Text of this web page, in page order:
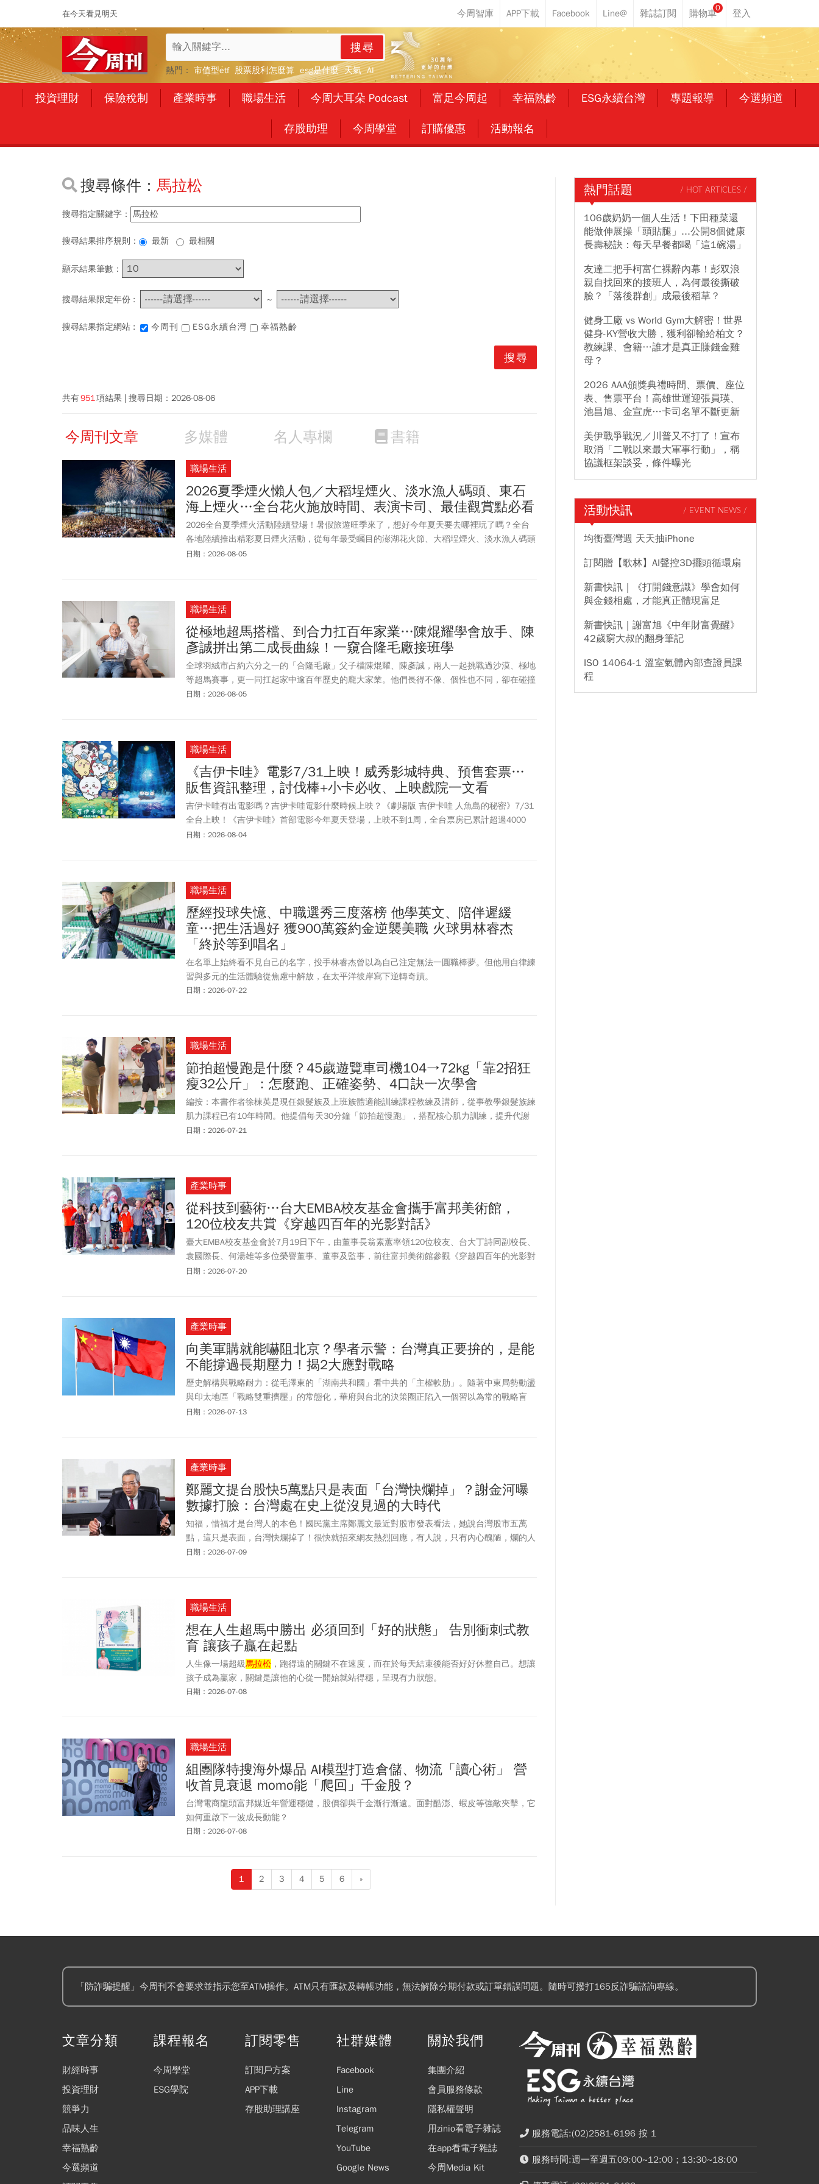
在今天看見明天
0
搜尋
熱門： 市值型etf 股票股利怎麼算 esg是什麼 天氣 AI
投資理財 保險稅制 產業時事 職場生活 今周大耳朵 Podcast 富足今周起 幸福熟齡 ESG永續台灣 專題報導 今選頻道
存股助理 今周學堂 訂購優惠 活動報名
搜尋條件： 馬拉松
搜尋指定關鍵字：
搜尋結果排序規則： 最新 最相關
顯示結果筆數：
搜尋結果限定年份 : ~
搜尋結果指定網站 : 今周刊 ESG永續台灣 幸福熟齡
共有951項結果 搜尋日期： 2026-08-06
今周刊文章 多媒體 名人專欄 書籍
職場生活
2026夏季煙火懶人包／大稻埕煙火、淡水漁人碼頭、東石
海上煙火…全台花火施放時間、表演卡司、最佳觀賞點必看
2026全台夏季煙火活動陸續登場！暑假旅遊旺季來了，想好今年夏天要去哪裡玩了嗎？全台
各地陸續推出精彩夏日煙火活動，從每年最受矚目的澎湖花火節、大稻埕煙火、淡水漁人碼頭
煙火秀，到慶祝捷運三鶯線通車的限定煙火展演，還有2026日月潭花火音樂嘉年華、2026南
日期：2026-08-05
職場生活
從極地超馬搭檔、到合力扛百年家業…陳焜耀學會放手、陳
彥誠拼出第二成長曲線！一窺合隆毛廠接班學
全球羽絨市占約六分之一的「合隆毛廠」父子檔陳焜耀、陳彥誠，兩人一起挑戰過沙漠、極地
等超馬賽事，更一同扛起家中逾百年歷史的龐大家業。他們長得不像、個性也不同，卻在碰撞
中學會陪伴彼此前進的方法。
日期：2026-08-05
職場生活
《吉伊卡哇》電影7/31上映！威秀影城特典、預售套票…
販售資訊整理，討伐棒+小卡必收、上映戲院一文看
吉伊卡哇有出電影嗎？吉伊卡哇電影什麼時候上映？《劇場版 吉伊卡哇 人魚島的秘密》7/31
全台上映！《吉伊卡哇》首部電影今年夏天登場，上映不到1周，全台票房已累計超過4000
萬，首周特典祭出與日本同款公仔吊飾，第二周特點祭出前導視覺海報，喜歡的粉絲千萬別錯
日期：2026-08-04
職場生活
歷經投球失憶、中職選秀三度落榜 他學英文、陪伴遲緩
童…把生活過好 獲900萬簽約金逆襲美職 火球男林睿杰
「終於等到唱名」
在名單上始終看不見自己的名字，投手林睿杰曾以為自己注定無法一圓職棒夢。但他用自律練
習與多元的生活體驗從焦慮中解放，在太平洋彼岸寫下逆轉奇蹟。
日期：2026-07-22
職場生活
節拍超慢跑是什麼？45歲遊覽車司機104→72kg「靠2招狂
瘦32公斤」：怎麼跑、正確姿勢、4口訣一次學會
編按：本書作者徐棟英是現任銀髮族及上班族體適能訓練課程教練及講師，從事教學銀髮族練
肌力課程已有10年時間。他提倡每天30分鐘「節拍超慢跑」，搭配核心肌力訓練，提升代謝
力、改善體態與健康。一個從3歲到93歲都適用的「節拍超慢跑」，只需手機下載節拍器，每
日期：2026-07-21
產業時事
從科技到藝術…台大EMBA校友基金會攜手富邦美術館，
120位校友共賞《穿越四百年的光影對話》
臺大EMBA校友基金會於7月19日下午，由董事長翁素蕙率領120位校友、台大丁詩同副校長、
袁國際長、何湯雄等多位榮譽董事、董事及監事，前往富邦美術館參觀《穿越四百年的光影對
話──古典光影大師：從林布蘭到哥雅》特展。眾人欣賞美國托雷多美術館珍藏的歐洲藝術經
日期：2026-07-20
產業時事
向美軍購就能嚇阻北京？學者示警：台灣真正要拚的，是能
不能撐過長期壓力！揭2大應對戰略
歷史解構與戰略耐力：從毛澤東的「湖南共和國」看中共的「主權軟肋」。隨著中東局勢動盪
與印太地區「戰略雙重擠壓」的常態化，華府與台北的決策圈正陷入一個習以為常的戰略盲
區：擁有壓倒性的軍事科技與硬實力，是否必然能自動轉化為地緣政治的談判籌碼？不論是美
日期：2026-07-13
產業時事
鄭麗文提台股快5萬點只是表面「台灣快爛掉」？謝金河曝
數據打臉：台灣處在史上從沒見過的大時代
知福，惜福才是台灣人的本色！國民黨主席鄭麗文最近對股市發表看法，她說台灣股市五萬
點，這只是表面，台灣快爛掉了！很快就招來網友熱烈回應，有人說，只有內心醜陋，爛的人
才會看到她們所想的！
日期：2026-07-09
職場生活
想在人生超馬中勝出 必須回到「好的狀態」 告別衝刺式教
育 讓孩子贏在起點
人生像一場超級馬拉松 ，跑得遠的關鍵不在速度，而在於每天結束後能否好好休整自己。想讓
孩子成為贏家，關鍵是讓他的心從一開始就站得穩，呈現有力狀態。
日期：2026-07-08
職場生活
組團隊特搜海外爆品 AI模型打造倉儲、物流「讀心術」 營
收首見衰退 momo能「爬回」千金股？
台灣電商龍頭富邦媒近年營運穩健，股價卻與千金漸行漸遠。面對酷澎、蝦皮等強敵夾擊，它
如何重啟下一波成長動能？
日期：2026-07-08
1 2 3 4 5 6 »
熱門話題 / HOT ARTICLES /
106歲奶奶一個人生活！下田種菜還
能做伸展操「頭貼腿」...公開8個健康
長壽秘訣：每天早餐都喝「這1碗湯」
友達二把手柯富仁裸辭內幕！彭双浪
親自找回來的接班人，為何最後撕破
臉？「落後群創」成最後稻草？
健身工廠 vs World Gym大解密！世界
健身-KY營收大勝，獲利卻輸給柏文？
教練課、會籍…誰才是真正賺錢金雞
母？
2026 AAA頒獎典禮時間、票價、座位
表、售票平台！高雄世運迎張員瑛、
池昌旭、金宣虎…卡司名單不斷更新
美伊戰爭戰況／川普又不打了！宣布
取消「二戰以來最大軍事行動」，稱
協議框架談妥，條件曝光
活動快訊 / EVENT NEWS /
均衡臺灣週 天天抽iPhone
訂閱贈【歌林】AI聲控3D擺頭循環扇
新書快訊｜《打開錢意識》學會如何
與金錢相處，才能真正體現富足
新書快訊｜謝富旭《中年財富覺醒》
42歲窮大叔的翻身筆記
ISO 14064-1 溫室氣體內部查證員課
程
「防詐騙提醒」今周刊不會要求並指示您至ATM操作。ATM只有匯款及轉帳功能，無法解除分期付款或訂單錯誤問題。隨時可撥打165反詐騙諮詢專線。
文章分類
財經時事
投資理財
競爭力
品味人生
幸福熟齡
今選頻道
課程報名
今周學堂
ESG學院
訂閱零售
訂閱戶方案
APP下載
存股助理講座
社群媒體
Facebook
Line
Instagram
Telegram
YouTube
Google News
關於我們
集團介紹
會員服務條款
隱私權聲明
用zinio看電子雜誌
在app看電子雜誌
今周Media Kit
服務電話:(02)2581-6196 按 1
服務時間:週一至週五09:00~12:00；13:30~18:00